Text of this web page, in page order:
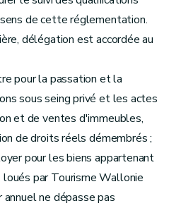
de cette réglementation.
délégation est accordée au
pour la passation et la
sous seing privé et les actes
et de ventes d'immeubles,
de droits réels démembrés ;
pour les biens appartenant
par Tourisme Wallonie
ne dépasse pas